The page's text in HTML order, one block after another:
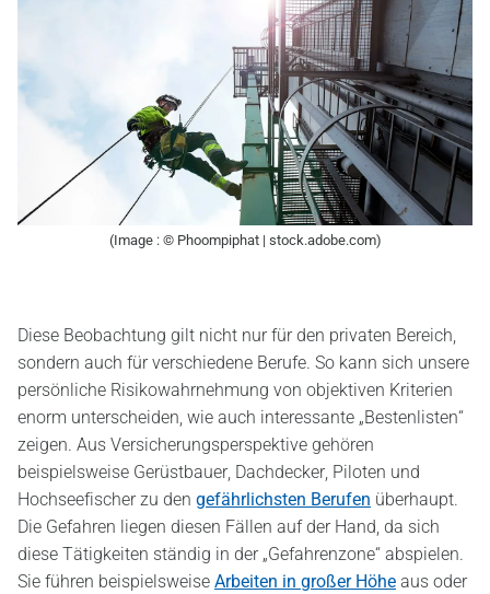
(Image : © Phoompiphat | stock.adobe.com)
Diese Beobachtung gilt nicht nur für den privaten Bereich,
sondern auch für verschiedene Berufe. So kann sich unsere
persönliche Risikowahrnehmung von objektiven Kriterien
enorm unterscheiden, wie auch interessante „Bestenlisten“
zeigen. Aus Versicherungsperspektive gehören
beispielsweise Gerüstbauer, Dachdecker, Piloten und
Hochseefischer zu den gefährlichsten Berufen überhaupt.
Die Gefahren liegen diesen Fällen auf der Hand, da sich
diese Tätigkeiten ständig in der „Gefahrenzone“ abspielen.
Sie führen beispielsweise Arbeiten in großer Höhe aus oder